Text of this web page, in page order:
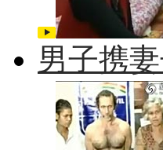
男子携